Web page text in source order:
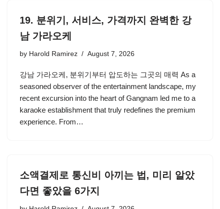
19. 분위기, 서비스, 가격까지 완벽한 강
남 가라오케
by Harold Ramirez August 7, 2026
강남 가라오케, 분위기부터 압도하는 그곳의 매력 As a
seasoned observer of the entertainment landscape, my
recent excursion into the heart of Gangnam led me to a
karaoke establishment that truly redefines the premium
experience. From…
소액결제로 통신비 아끼는 법, 미리 알았
다면 좋았을 6가지